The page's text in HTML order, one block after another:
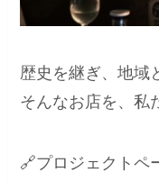
歴史を継ぎ、地域
そんなお店を、私
🔗プロジェクトペ